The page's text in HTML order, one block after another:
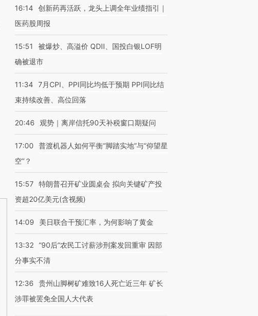
16:14 创新药再活跃，龙头上调全年业绩指引｜
医药股周报
15:51
被爆炒、高溢价 QDII、国投白银LOF明
确被退市
11:34 7月CPI、PPI同比均低于预期 PPI同比结
束持续改善、高位回落
20:46 观势｜离岸信托90天补税窗口期疑问
17:00
普渡机器人如何平衡“脚踏实地”与“仰望星
空”？
15:57 特朗普召开矿业圆桌会 拟向关键矿产投
资超20亿美元(含视频)
14:09 美日联合干预汇率，为何影响了黄金
13:32 “90后”农民工讨薪涉刑案发回重审 因部
分事实不清
12:36
贵州山脚树矿难致16人死亡近三年 矿长
涉罪被罢免全国人大代表